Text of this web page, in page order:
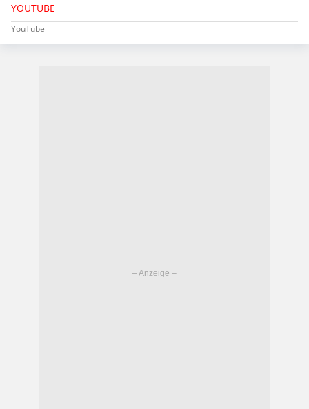
YOUTUBE
YouTube